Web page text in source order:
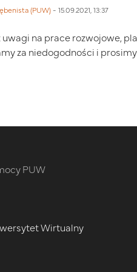
(PUW) - 15.09.2021, 13:37
uwagi na prace rozwojowe,
za niedogodności i
PUW
Wirtualny